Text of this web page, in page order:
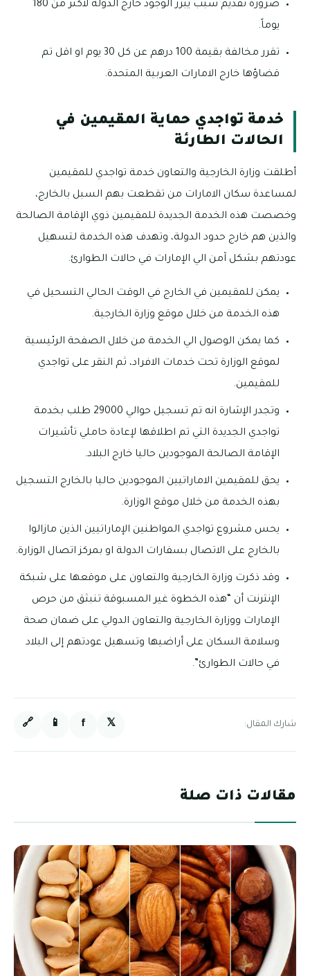
ضرورة تقديم سبب يبرر الوجود خارج الدولة لأكثر من 180
يوماً.
تقرر مخالفة بقيمة 100 درهم عن كل 30 يوم او اقل تم
قضاؤها خارج الامارات العربية المتحدة.
خدمة تواجدي حماية المقيمين في
الحالات الطارئة
أطلقت وزارة الخارجية والتعاون خدمة تواجدي للمقيمين
لمساعدة سكان الامارات من تقطعت بهم السبل بالخارج،
وخصصت هذه الخدمة الجديدة للمقيمين ذوي الإقامة الصالحة
والذين هم خارج حدود الدولة، وتهدف هذه الخدمة لتسهيل
عودتهم بشكل آمن الي الإمارات في حالات الطوارئ.
يمكن للمقيمين في الخارج في الوقت الحالي التسحيل في
هذه الخدمة من خلال موقع وزارة الخارجية.
كما يمكن الوصول الي الخدمة من خلال الصفحة الرئيسية
لموقع الوزارة تحت خدمات الافراد، ثم النقر على تواجدي
للمقيمين.
وتجدر الإشارة انه تم تسجيل حوالي 29000 طلب بخدمة
تواجدي الجديدة التي تم اطلاقها لإعادة حاملي تأشيرات
الإقامة الصالحة الموجودين حاليا خارج البلاد.
يحق للمقيمين الاماراتيين الموجودين حاليا بالخارج التسجيل
بهذه الخدمة من خلال موقع الوزارة.
يحس مشروع تواجدي المواطنين الإماراتيين الذين مازالوا
بالخارج على الاتصال بسفارات الدولة او بمركز اتصال الوزارة.
وقد ذكرت وزارة الخارجية والتعاون على موقعها على شبكة
الإنترنت أن “هذه الخطوة غير المسبوقة تنبثق من حرص
الإمارات ووزارة الخارجية والتعاون الدولي على ضمان صحة
وسلامة السكان على أراضيها وتسهيل عودتهم إلى البلاد
في حالات الطوارئ”.
شارك المقال: 𝕏
f
📱
🔗
مقالات ذات صلة